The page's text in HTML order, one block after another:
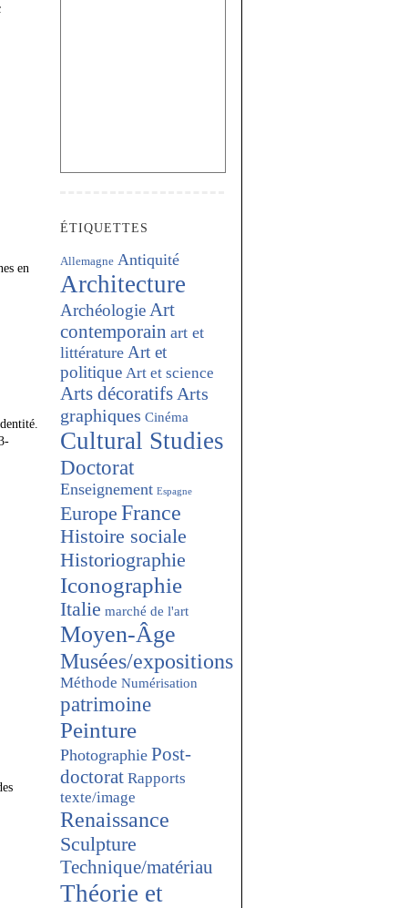
en
ÉTIQUETTES
Allemagne Antiquité
Architecture
Archéologie Art
contemporain art et
littérature Art et
politique Art et science
Arts décoratifs Arts
graphiques Cinéma
Cultural Studies
Doctorat
Enseignement Espagne
Europe France
Histoire sociale
Historiographie
Iconographie
Italie marché de l'art
Moyen-Âge
Musées/expositions
Méthode Numérisation
patrimoine
Peinture
Photographie Post-
doctorat Rapports
texte/image
Renaissance
Sculpture
Technique/matériau
Théorie et